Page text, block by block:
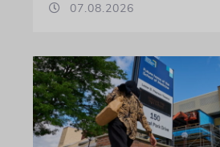
07.08.2026